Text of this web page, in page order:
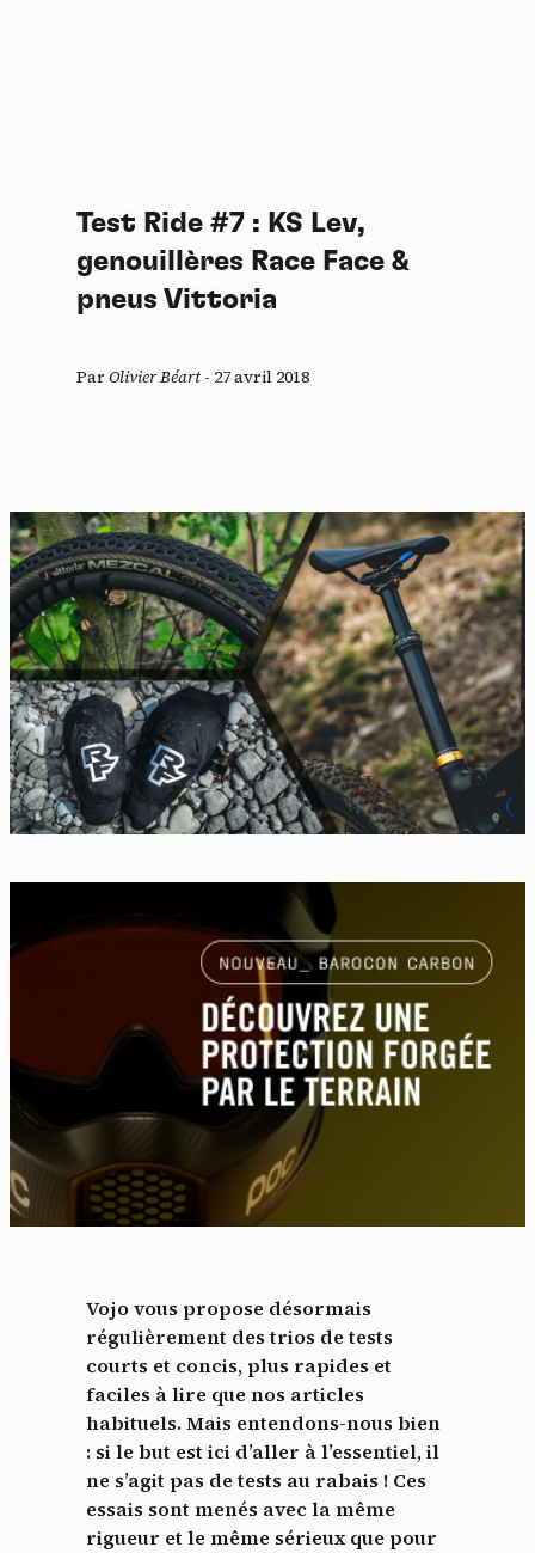
Test Ride #7 : KS Lev,
genouillères Race Face &
pneus Vittoria
ParOlivier Béart- 27 avril 2018
Vojo vous propose désormais
régulièrement des trios de tests
courts et concis, plus rapides et
faciles à lire que nos articles
habituels. Mais entendons-nous bien
: si le but est ici d’aller à l’essentiel, il
ne s’agit pas de tests au rabais ! Ces
essais sont menés avec la même
rigueur et le même sérieux que pour